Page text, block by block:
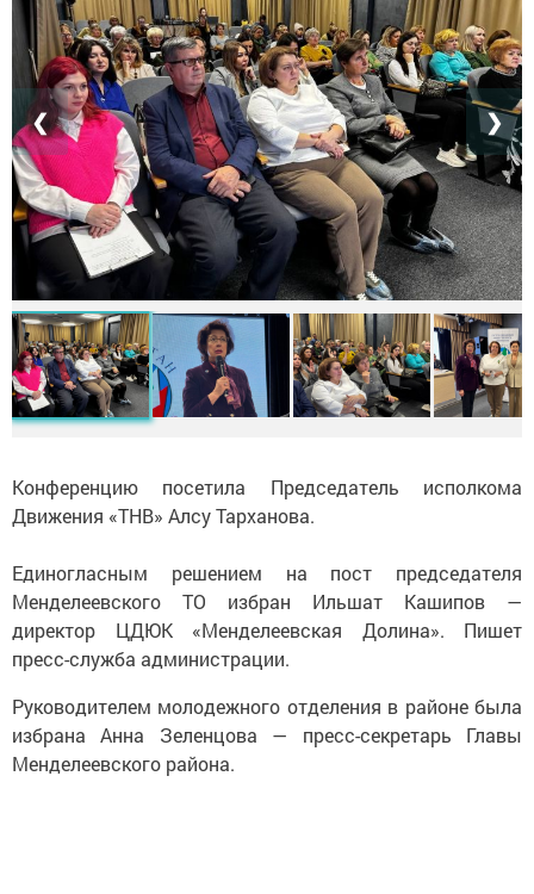
❮ ❯
Конференцию посетила Председатель исполкома
Движения «ТНВ» Алсу Тарханова.
Единогласным решением на пост председателя
Менделеевского ТО избран Ильшат Кашипов —
директор ЦДЮК «Менделеевская Долина». Пишет
пресс-служба администрации.
Руководителем молодежного отделения в районе была
избрана Анна Зеленцова — пресс-секретарь Главы
Менделеевского района.